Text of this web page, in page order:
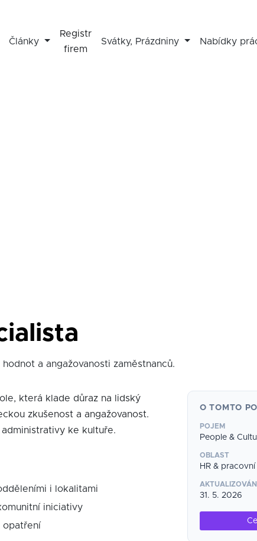
Články
Registr
firem
Svátky, Prázdniny Nabídky
a angažovanosti zaměstnanců.
která klade důraz na lidský
zkušenost a angažovanost.
administrativy ke kultuře.
i lokalitami
iniciativy
opatření
O TOMTO
POJEM
People &
OBLAST
HR &
31. 5. 2026